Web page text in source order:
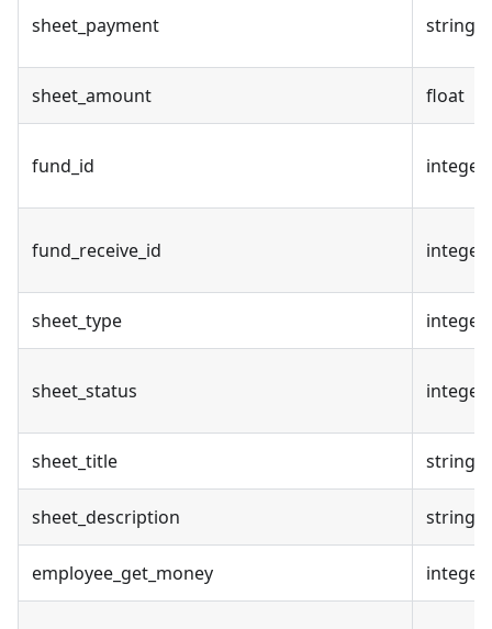
sheet_payment string
sheet_amount float
fund_id integer
fund_receive_id integer
sheet_type integer
sheet_status integer
sheet_title string
sheet_description string
employee_get_money integer